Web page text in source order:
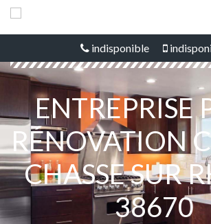
indisponible
ENTREPRISE
RÉNOVATION
CHASSE SUR
38670